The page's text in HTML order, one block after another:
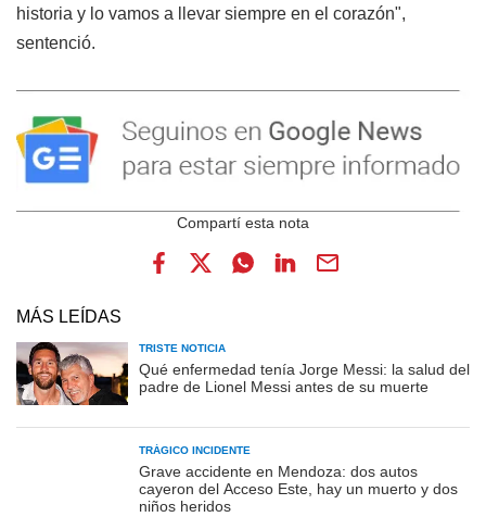
historia y lo vamos a llevar siempre en el corazón",
sentenció.
MÁS LEÍDAS
TRISTE NOTICIA
Qué enfermedad tenía Jorge Messi: la salud del
padre de Lionel Messi antes de su muerte
TRÁGICO INCIDENTE
Grave accidente en Mendoza: dos autos
cayeron del Acceso Este, hay un muerto y dos
niños heridos